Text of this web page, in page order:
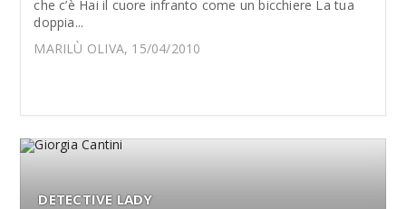
che c’è Hai il cuore infranto come un bicchiere La tua
doppia...
MARILÙ OLIVA, 15/04/2010
DETECTIVE LADY